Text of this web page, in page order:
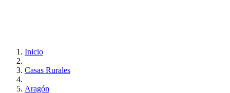
Inicio
Casas Rurales
Aragón